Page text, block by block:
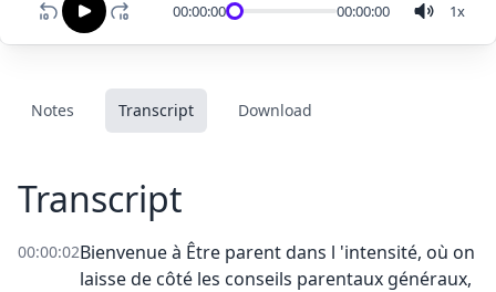
00:00:00 00:00:00 1x
Notes Transcript Download
Transcript
00:00:02Bienvenue à Être parent dans l 'intensité, où on
laisse de côté les conseils parentaux généraux,